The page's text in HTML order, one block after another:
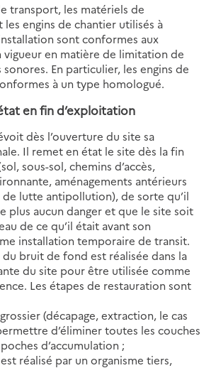
transport, les matériels de
engins de chantier utilisés à
sont conformes aux
vigueur en matière de limitation de
sonores. En particulier, les engins de
à un type homologué.
en fin d’exploitation
dès l’ouverture du site sa
Il remet en état le site dès la fin
sous-sol, chemins d’accès,
aménagements antérieurs
lutte antipollution), de sorte qu’il
plus aucun danger et que le site soit
de ce qu’il était avant son
installation temporaire de transit.
du bruit de fond est réalisée dans la
du site pour être utilisée comme
Les étapes de restauration sont
(décapage, extraction, le cas
d’éliminer toutes les couches
d’accumulation ;
réalisé par un organisme tiers,